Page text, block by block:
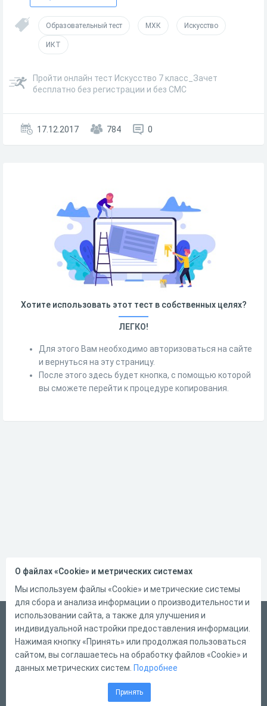
Образовательный тест МХК Искусство
ИКТ
Пройти онлайн тест Искусство 7 класс_Зачет
бесплатно без регистрации и без СМС
17.12.2017 784 0
Хотите использовать этот тест в собственных целях?
ЛЕГКО!
Для этого Вам необходимо авторизоваться на сайте
и вернуться на эту страницу.
После этого здесь будет кнопка, с помощью которой
вы сможете перейти к процедуре копирования.
Русский
Справка
Форма обратной связи
О файлах «Cookie» и метрических системах
Мы используем файлы «Cookie» и метрические системы
для сбора и анализа информации о производительности и
использовании сайта, а также для улучшения и
индивидуальной настройки предоставления информации.
Нажимая кнопку «Принять» или продолжая пользоваться
сайтом, вы соглашаетесь на обработку файлов «Cookie» и
данных метрических систем. Подробнее
Принять